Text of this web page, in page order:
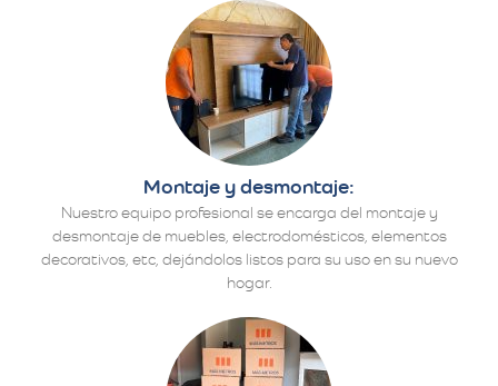
Montaje y desmontaje:
Nuestro equipo profesional se encarga del montaje y
desmontaje de muebles, electrodomésticos, elementos
decorativos, etc, dejándolos listos para su uso en su nuevo
hogar.